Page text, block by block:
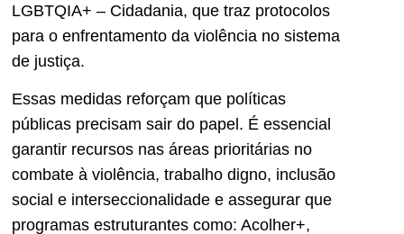
LGBTQIA+ – Cidadania, que traz protocolos
para o enfrentamento da violência no sistema
de justiça.
Essas medidas reforçam que políticas
públicas precisam sair do papel. É essencial
garantir recursos nas áreas prioritárias no
combate à violência, trabalho digno, inclusão
social e interseccionalidade e assegurar que
programas estruturantes como: Acolher+,